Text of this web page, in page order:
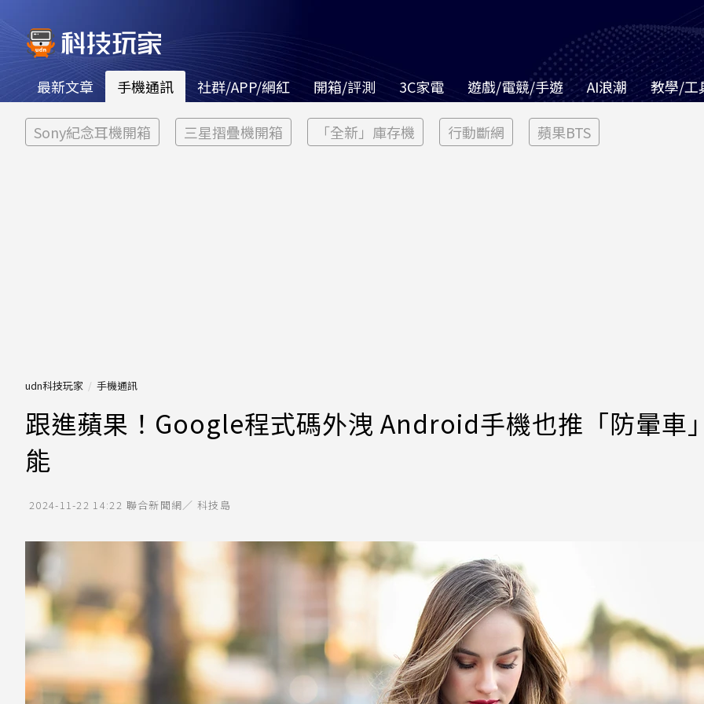
最新文章 手機通訊 社群/APP/網紅 開箱/評測 3C家電 遊戲/電競/手遊 AI浪潮 教學/工
Sony紀念耳機開箱 三星摺疊機開箱 「全新」庫存機 行動斷網 蘋果BTS
udn科技玩家 手機通訊
跟進蘋果！Google程式碼外洩 Android手機也推「防暈車
能
2024-11-22 14:22 聯合新聞網／ 科技島